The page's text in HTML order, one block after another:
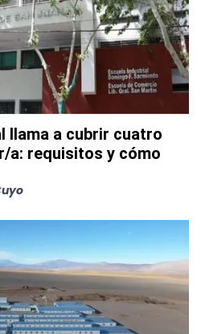
llama a cubrir cuatro
a: requisitos y cómo